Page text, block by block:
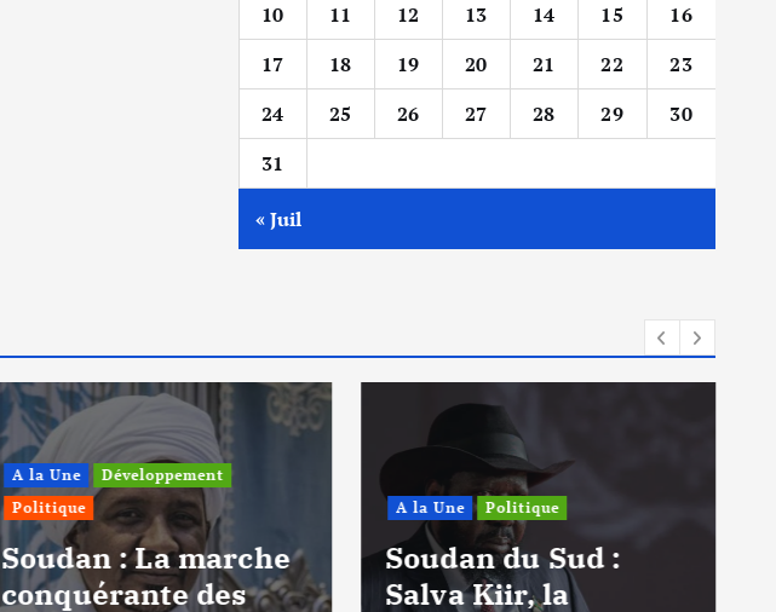
10
11 12 13 14 15
16
17
18 19 20 21 22
23
24
25 26 27 28 29
30
31
« Juil
A la Une
Développement
Politique
Soudan : La marche
conquérante des
A la Une Politique
Soudan du Sud :
Salva Kiir, la